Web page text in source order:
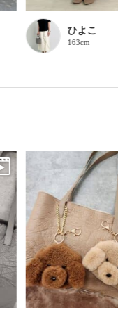
ひよこ
163cm